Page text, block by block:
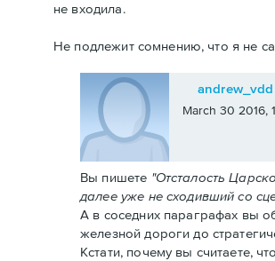
не входила.
Не подлежит сомнению, что я не
andrew_vdd
March 30 2016,
Вы пишете "Отсталость
далее уже не сходивший со
А в соседних параграфах вы
железной дороги до
Кстати, почему вы считаете,